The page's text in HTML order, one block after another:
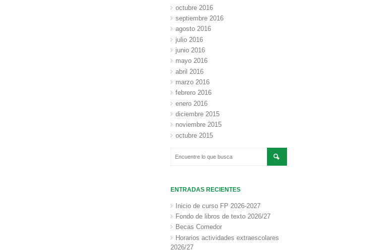
octubre 2016
septiembre 2016
agosto 2016
julio 2016
junio 2016
mayo 2016
abril 2016
marzo 2016
febrero 2016
enero 2016
diciembre 2015
noviembre 2015
octubre 2015
ENTRADAS RECIENTES
Inicio de curso FP 2026-2027
Fondo de libros de texto 2026/27
Becas Comedor
Horarios actividades extraescolares
2026/27